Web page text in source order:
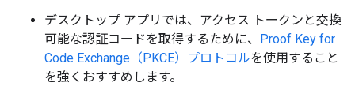
デスクトップ アプリでは、アクセス トークンと交換
可能な認証コードを取得するために、 Proof Key for
Code Exchange（PKCE）プロトコルを使用すること
を強くおすすめします。